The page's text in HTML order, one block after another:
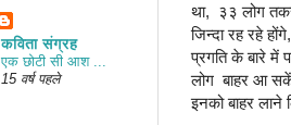
था, ३३ लोग
जिन्दा रह रहे
प्रगति के बारे
लोग बाहर आ
इनको बाहर
कविता संग्रह
एक छोटी सी आश ...
15 वर्ष पहले